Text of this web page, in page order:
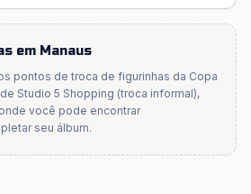
em Manaus
pontos de troca de figurinhas da Copa
Studio 5 Shopping (troca informal),
você pode encontrar
seu álbum.